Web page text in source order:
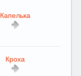
Капелька
Кроха